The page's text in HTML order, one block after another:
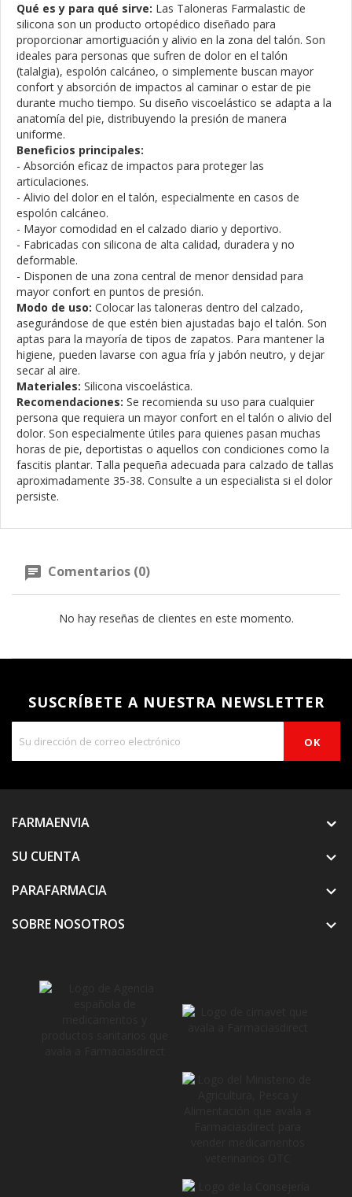
Qué es y para qué sirve: Las Taloneras Farmalastic de
silicona son un producto ortopédico diseñado para
proporcionar amortiguación y alivio en la zona del talón. Son
ideales para personas que sufren de dolor en el talón
(talalgia), espolón calcáneo, o simplemente buscan mayor
confort y absorción de impactos al caminar o estar de pie
durante mucho tiempo. Su diseño viscoelástico se adapta a la
anatomía del pie, distribuyendo la presión de manera
uniforme.
Beneficios principales:
- Absorción eficaz de impactos para proteger las
articulaciones.
- Alivio del dolor en el talón, especialmente en casos de
espolón calcáneo.
- Mayor comodidad en el calzado diario y deportivo.
- Fabricadas con silicona de alta calidad, duradera y no
deformable.
- Disponen de una zona central de menor densidad para
mayor confort en puntos de presión.
Modo de uso: Colocar las taloneras dentro del calzado,
asegurándose de que estén bien ajustadas bajo el talón. Son
aptas para la mayoría de tipos de zapatos. Para mantener la
higiene, pueden lavarse con agua fría y jabón neutro, y dejar
secar al aire.
Materiales: Silicona viscoelástica.
Recomendaciones: Se recomienda su uso para cualquier
persona que requiera un mayor confort en el talón o alivio del
dolor. Son especialmente útiles para quienes pasan muchas
horas de pie, deportistas o aquellos con condiciones como la
fascitis plantar. Talla pequeña adecuada para calzado de tallas
aproximadamente 35-38. Consulte a un especialista si el dolor
persiste.
Comentarios (0)
No hay reseñas de clientes en este momento.
SUSCRÍBETE A NUESTRA NEWSLETTER
FARMAENVIA
SU CUENTA

PARAFARMACIA 
SOBRE NOSOTROS 